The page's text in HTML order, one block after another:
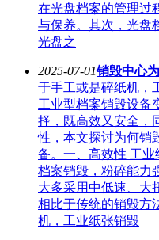
在光盘档案的管理过
与保养。其次，光盘
光盘之
2025-07-01销毁中心
于手工或是碎纸机，
工业型档案销毁设备
择，既高效又安全，
性，本文探讨为何销
备。一、高效性 工
档案销毁，粉碎能力
大多采用中低速、大
相比于传统的销毁方
机，工业纸张销毁